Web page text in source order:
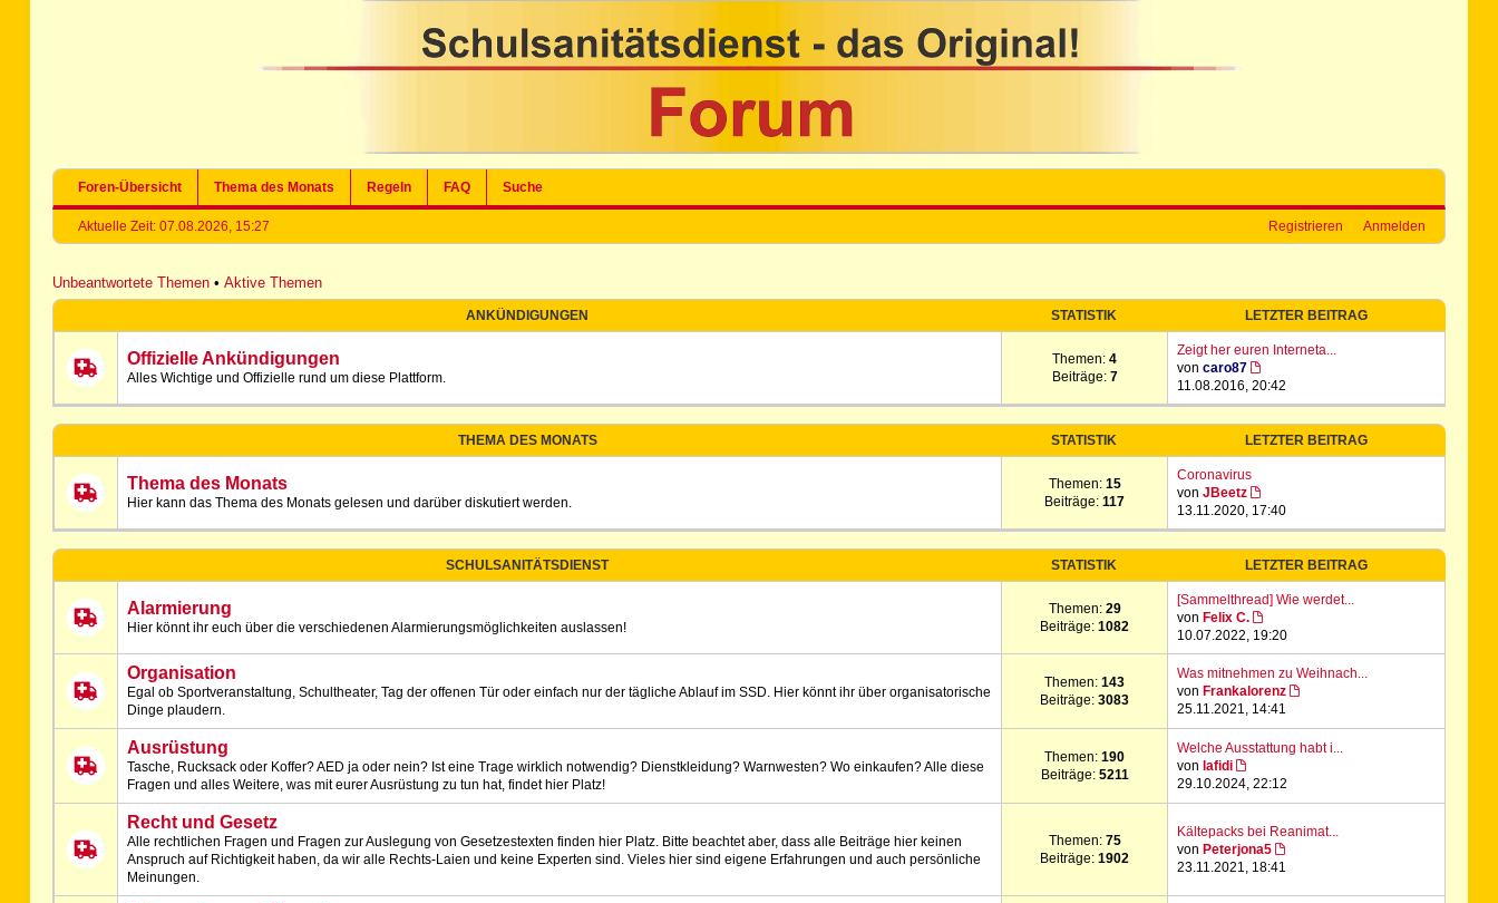
Foren-Übersicht Thema des Monats Regeln FAQ Suche
Aktuelle Zeit: 07.08.2026, 15:27 Registrieren Anmelden
Unbeantwortete Themen •Aktive Themen
ANKÜNDIGUNGEN STATISTIK LETZTER BEITRAG
Offizielle Ankündigungen
Alles Wichtige und Offizielle rund um diese Plattform.
Themen:4
Beiträge: 7
Zeigt her euren Interneta...
voncaro87
11.08.2016, 20:42
THEMA DES MONATS STATISTIK LETZTER BEITRAG
Thema des Monats
Hier kann das Thema des Monats gelesen und darüber diskutiert werden.
Themen: 15
Beiträge:117
Coronavirus
vonJBeetz
13.11.2020, 17:40
SCHULSANITÄTSDIENST STATISTIK LETZTER BEITRAG
Alarmierung
Hier könnt ihr euch über die verschiedenen Alarmierungsmöglichkeiten auslassen!
Themen: 29
Beiträge:1082
[Sammelthread] Wie werdet...
von Felix C.
10.07.2022, 19:20
Organisation
Egal ob Sportveranstaltung, Schultheater, Tag der offenen Tür oder einfach nur der tägliche Ablauf im SSD. Hier könnt ihr über organisatorische
Dinge plaudern.
Themen:143
Beiträge:3083
Was mitnehmen zu Weihnach...
von Frankalorenz
25.11.2021, 14:41
Ausrüstung
Tasche, Rucksack oder Koffer? AED ja oder nein? Ist eine Trage wirklich notwendig? Dienstkleidung? Warnwesten? Wo einkaufen? Alle diese
Fragen und alles Weitere, was mit eurer Ausrüstung zu tun hat, findet hier Platz!
Themen:190
Beiträge: 5211
Welche Ausstattung habt i...
von lafidi
29.10.2024, 22:12
Recht und Gesetz
Alle rechtlichen Fragen und Fragen zur Auslegung von Gesetzestexten finden hier Platz. Bitte beachtet aber, dass alle Beiträge hier keinen
Anspruch auf Richtigkeit haben, da wir alle Rechts-Laien und keine Experten sind. Vieles hier sind eigene Erfahrungen und auch persönliche
Meinungen.
Themen: 75
Beiträge:1902
Kältepacks bei Reanimat...
von Peterjona5
23.11.2021, 18:41